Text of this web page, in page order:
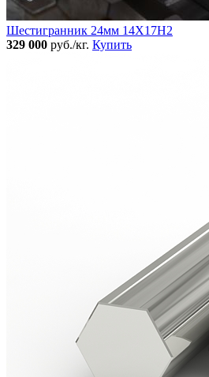
Шестигранник 24мм 14Х17Н2
329 000 руб./кг. Купить